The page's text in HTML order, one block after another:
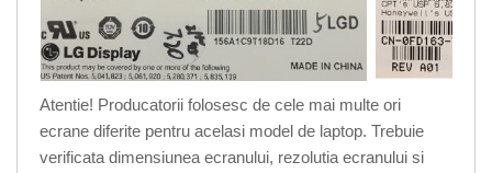
Atentie! Producatorii folosesc de cele mai multe ori
ecrane diferite pentru acelasi model de laptop. Trebuie
verificata dimensiunea ecranului, rezolutia ecranului si